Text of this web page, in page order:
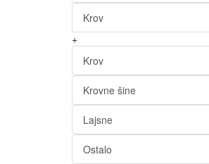
Krov
+
Krov
Krovne šine
Lajsne
Ostalo